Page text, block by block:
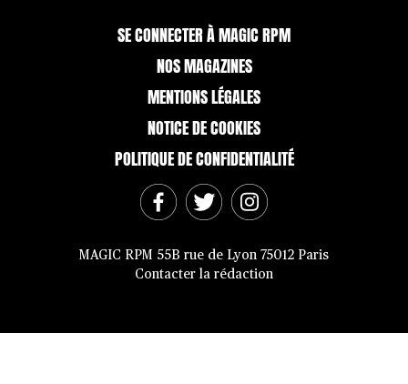
SE CONNECTER À MAGIC RPM
NOS MAGAZINES
MENTIONS LÉGALES
NOTICE DE COOKIES
POLITIQUE DE CONFIDENTIALITÉ
MAGIC RPM 55B rue de Lyon 75012 Paris
Contacter la rédaction